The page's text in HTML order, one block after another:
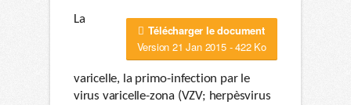
Télécharger le document
Version 21 Jan 2015 - 422 Ko
La
varicelle, la primo-infection par le
virus varicelle-zona (VZV; herpèsvirus